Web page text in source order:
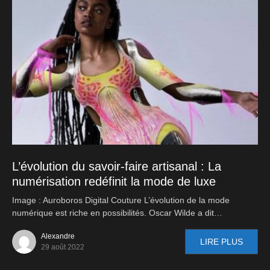
L’évolution du savoir-faire artisanal : La
numérisation redéfinit la mode de luxe
Image : Auroboros Digital Couture L’évolution de la mode
numérique est riche en possibilités. Oscar Wilde a dit…
Alexandre
29 août 2022
LIRE PLUS